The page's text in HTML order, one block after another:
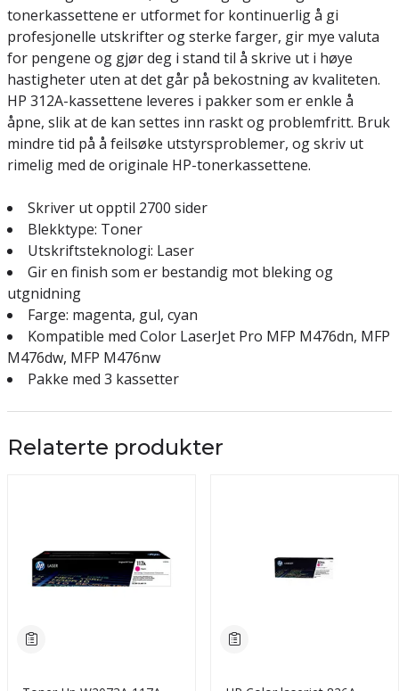
tonerkassettene er utformet for kontinuerlig å gi
profesjonelle utskrifter og sterke farger, gir mye valuta
for pengene og gjør deg i stand til å skrive ut i høye
hastigheter uten at det går på bekostning av kvaliteten.
HP 312A-kassettene leveres i pakker som er enkle å
åpne, slik at de kan settes inn raskt og problemfritt. Bruk
mindre tid på å feilsøke utstyrsproblemer, og skriv ut
rimelig med de originale HP-tonerkassettene.
Skriver ut opptil 2700 sider
Blekktype: Toner
Utskriftsteknologi: Laser
Gir en finish som er bestandig mot bleking og
utgnidning
Farge: magenta, gul, cyan
Kompatible med Color LaserJet Pro MFP M476dn, MFP
M476dw, MFP M476nw
Pakke med 3 kassetter
Relaterte produkter